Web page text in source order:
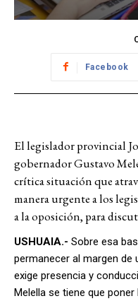
Facebook
El legislador provincial
gobernador Gustavo
crítica situación que
manera urgente a los
a la oposición, para
USHUAIA.- Sobre esa
permanecer al margen de
exige presencia y
Melella se tiene que